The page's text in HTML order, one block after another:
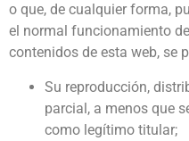
o que, de cualquier forma,
el normal funcionamiento
contenidos de esta web, se
Su reproducción,
parcial, a menos que
como legítimo titular;